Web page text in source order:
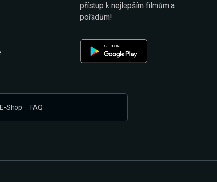
přístup k nejlepším filmům a
pořadům!
E-Shop FAQ